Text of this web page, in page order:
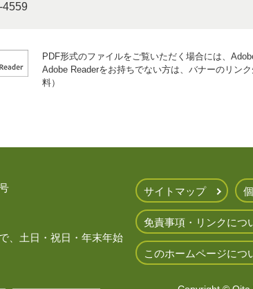
4559
PDF形式のファイルをご覧いただく場合には、
Adobe Readerをお持ちでない方は、バナーのリン
料）
、土日・祝日・年末年始
サイトマップ
免責事項・リンクにつ
このホームページにつ